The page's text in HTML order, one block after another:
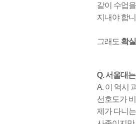
같이 수업
지내야 합
그래도 확
Q. 서울대
A. 이 역시
선호도가
제가 다니